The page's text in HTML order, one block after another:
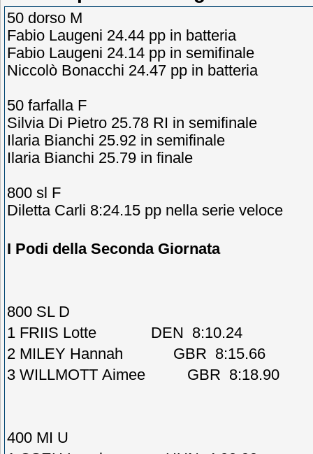
50 dorso M
Fabio Laugeni 24.44 pp in batteria
Fabio Laugeni 24.14 pp in semifinale
Niccolò Bonacchi 24.47 pp in batteria
50 farfalla F
Silvia Di Pietro 25.78 RI in semifinale
Ilaria Bianchi 25.92 in semifinale
Ilaria Bianchi 25.79 in finale
800 sl F
Diletta Carli 8:24.15 pp nella serie veloce
I Podi della Seconda Giornata
800 SL D
1 FRIIS Lotte DEN 8:10.24
2 MILEY Hannah GBR 8:15.66
3 WILLMOTT Aimee GBR 8:18.90
400 MI U